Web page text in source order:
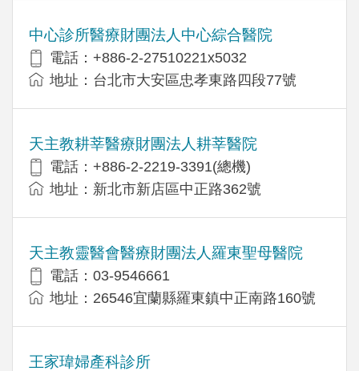
中心診所醫療財團法人中心綜合醫院
電話：+886-2-27510221x5032
地址：台北市大安區忠孝東路四段77號
天主教耕莘醫療財團法人耕莘醫院
電話：+886-2-2219-3391(總機)
地址：新北市新店區中正路362號
天主教靈醫會醫療財團法人羅東聖母醫院
電話：03-9546661
地址：26546宜蘭縣羅東鎮中正南路160號
王家瑋婦產科診所